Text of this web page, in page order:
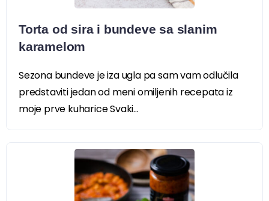
Torta od sira i bundeve sa slanim
karamelom
Sezona bundeve je iza ugla pa sam vam odlučila
predstaviti jedan od meni omiljenih recepata iz
moje prve kuharice Svaki...